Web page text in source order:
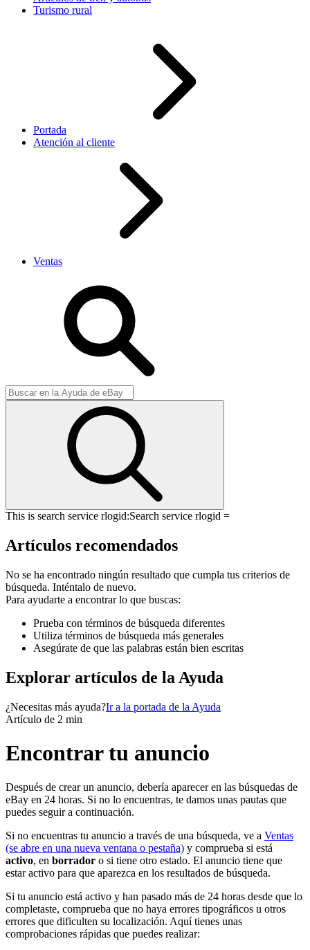
Turismo rural
Portada
Atención al cliente
Ventas
This is search service rlogid:Search service rlogid =
Artículos recomendados
No se ha encontrado ningún resultado que cumpla tus criterios de
búsqueda. Inténtalo de nuevo.
Para ayudarte a encontrar lo que buscas:
Prueba con términos de búsqueda diferentes
Utiliza términos de búsqueda más generales
Asegúrate de que las palabras están bien escritas
Explorar artículos de la Ayuda
¿Necesitas más ayuda?Ir a la portada de la Ayuda
Artículo de 2 min
Encontrar tu anuncio
Después de crear un anuncio, debería aparecer en las búsquedas de
eBay en 24 horas. Si no lo encuentras, te damos unas pautas que
puedes seguir a continuación.
Si no encuentras tu anuncio a través de una búsqueda, ve a Ventas
(se abre en una nueva ventana o pestaña) y comprueba si está
activo, en borrador o si tiene otro estado. El anuncio tiene que
estar activo para que aparezca en los resultados de búsqueda.
Si tu anuncio está activo y han pasado más de 24 horas desde que lo
completaste, comprueba que no haya errores tipográficos u otros
errores que dificulten su localización. Aquí tienes unas
comprobaciones rápidas que puedes realizar: